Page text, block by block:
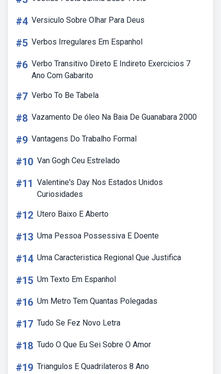
#4 Versiculo Sobre Olhar Para Deus
#5 Verbos Irregulares Em Espanhol
#6 Verbo Transitivo Direto E Indireto Exercicios 7
Ano Com Gabarito
#7 Verbo To Be Tabela
#8 Vazamento De óleo Na Baia De Guanabara 2000
#9 Vantagens Do Trabalho Formal
#10 Van Gogh Ceu Estrelado
#11 Valentine's Day Nos Estados Unidos
Curiosidades
#12 Utero Baixo E Aberto
#13 Uma Pessoa Possessiva E Doente
#14 Uma Caracteristica Regional Que Justifica
#15 Um Texto Em Espanhol
#16 Um Metro Tem Quantas Polegadas
#17 Tudo Se Fez Novo Letra
#18 Tudo O Que Eu Sei Sobre O Amor
#19 Triangulos E Quadrilateros 8 Ano